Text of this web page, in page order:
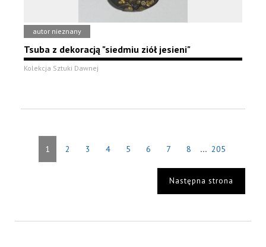
autor nieznany
Tsuba z dekoracją "siedmiu ziół jesieni"
Kolekcja Sztuki Dawnej
1 2 3 4 5 6 7 8 ... 205
Następna strona